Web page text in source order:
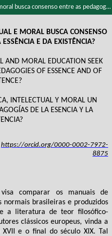
A educação física, intelectual e moral busca consenso entre as pedagogias da essência e da existência?